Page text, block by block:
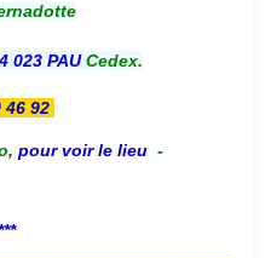
023 PAUCedex.
46 92
, pour voir le lieu -